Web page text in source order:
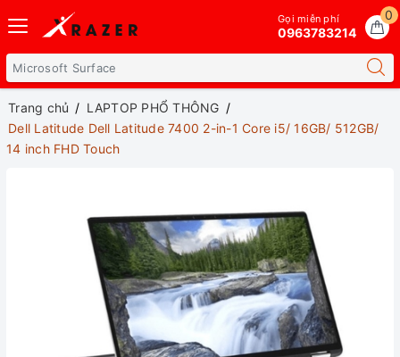
0
Gọi miễn phí
0963783214
Trang chủ
LAPTOP PHỔ THÔNG
Dell Latitude Dell Latitude 7400 2-in-1 Core i5/ 16GB/ 512GB/
14 inch FHD Touch